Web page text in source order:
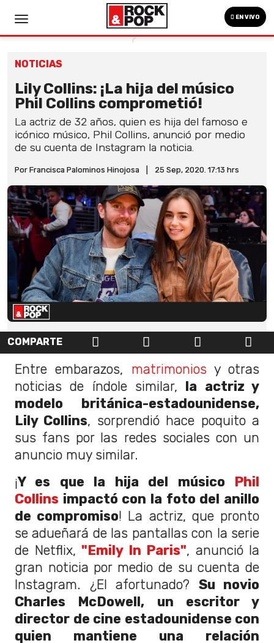
EN VIVO
NOTICIAS
Lily Collins: ¡La hija del músico
Phil Collins comprometió!
La actriz de 32 años, quien es hija del famoso e
icónico músico, Phil Collins, anunció por medio
de su cuenta de Instagram la noticia.
Por Francisca Palominos Hinojosa 25 Sep, 2020. 17:13 hrs
COMPARTE
Entre embarazos, matrimoniosy otras
noticias de índole similar, la actriz y
modelo británica-estadounidense,
Lily Collins, sorprendió hace poquito a
sus fans por las redes sociales con un
anuncio muy similar.
¡Y es que la hija del músico Phil
Collins impactó con la foto del anillo
de compromiso! La actriz, que pronto
se adueñará de las pantallas con la serie
de Netflix, "Emily In Paris", anunció la
gran noticia por medio de su cuenta de
Instagram. ¿El afortunado? Su novio
Charles McDowell, un escritor y
director de cine estadounidense con
quien mantiene una relación